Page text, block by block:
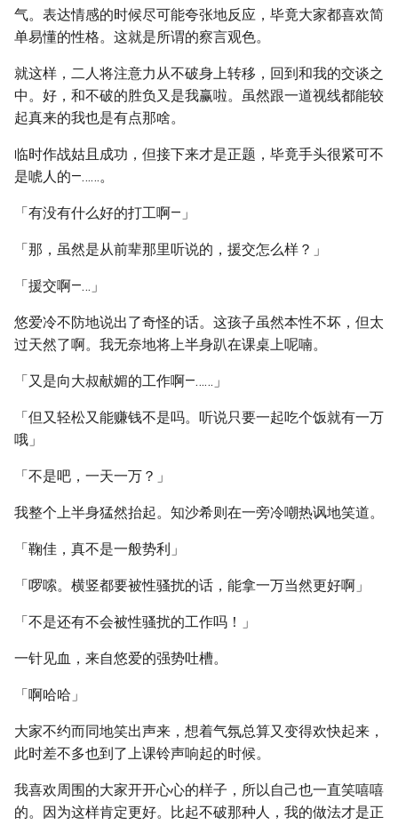
气。表达情感的时候尽可能夸张地反应，毕竟大家都喜欢简
单易懂的性格。这就是所谓的察言观色。
就这样，二人将注意力从不破身上转移，回到和我的交谈之
中。好，和不破的胜负又是我赢啦。虽然跟一道视线都能较
起真来的我也是有点那啥。
临时作战姑且成功，但接下来才是正题，毕竟手头很紧可不
是唬人的—……。
「有没有什么好的打工啊—」
「那，虽然是从前辈那里听说的，援交怎么样？」
「援交啊—…」
悠爱冷不防地说出了奇怪的话。这孩子虽然本性不坏，但太
过天然了啊。我无奈地将上半身趴在课桌上呢喃。
「又是向大叔献媚的工作啊—……」
「但又轻松又能赚钱不是吗。听说只要一起吃个饭就有一万
哦」
「不是吧，一天一万？」
我整个上半身猛然抬起。知沙希则在一旁冷嘲热讽地笑道。
「鞠佳，真不是一般势利」
「啰嗦。横竖都要被性骚扰的话，能拿一万当然更好啊」
「不是还有不会被性骚扰的工作吗！」
一针见血，来自悠爱的强势吐槽。
「啊哈哈」
大家不约而同地笑出声来，想着气氛总算又变得欢快起来，
此时差不多也到了上课铃声响起的时候。
我喜欢周围的大家开开心心的样子，所以自己也一直笑嘻嘻
的。因为这样肯定更好。比起不破那种人，我的做法才是正